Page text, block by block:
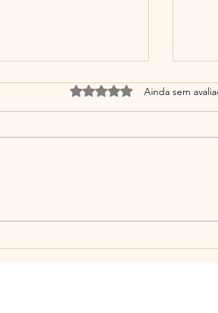
Avaliado com 0 de 5
Ainda sem